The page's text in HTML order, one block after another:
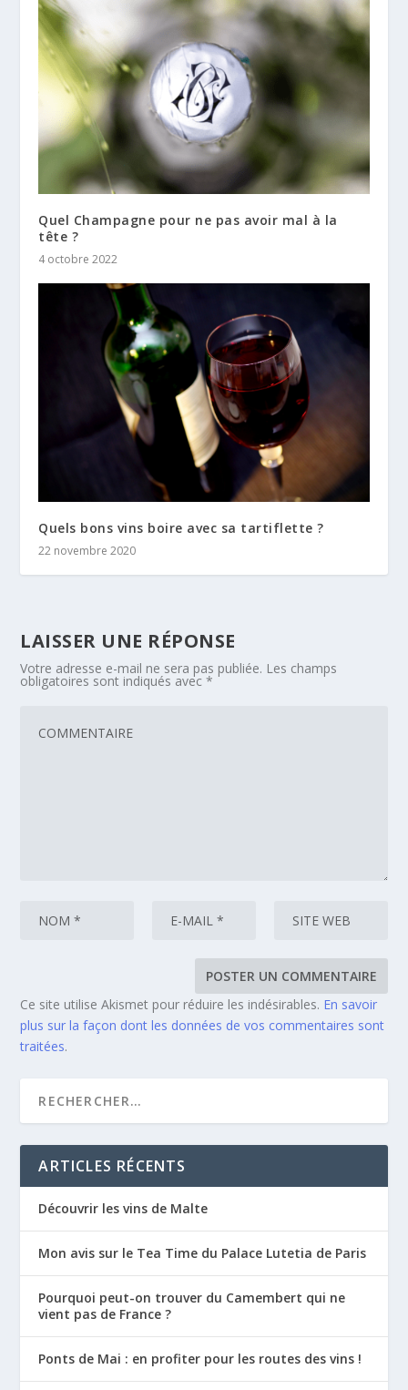
Quel Champagne pour ne pas avoir mal à la
tête ?
4 octobre 2022
Quels bons vins boire avec sa tartiflette ?
22 novembre 2020
LAISSER UNE RÉPONSE
Votre adresse e-mail ne sera pas publiée. Les champs
obligatoires sont indiqués avec*
Ce site utilise Akismet pour réduire les indésirables. En savoir
plus sur la façon dont les données de vos commentaires sont
traitées.
ARTICLES RÉCENTS
Découvrir les vins de Malte
Mon avis sur le Tea Time du Palace Lutetia de Paris
Pourquoi peut-on trouver du Camembert qui ne
vient pas de France ?
Ponts de Mai : en profiter pour les routes des vins !